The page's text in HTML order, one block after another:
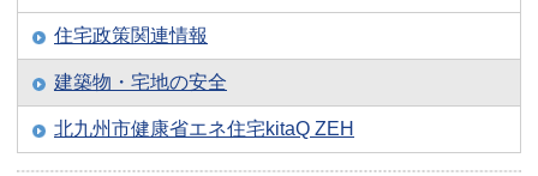
住宅政策関連情報
建築物・宅地の安全
北九州市健康省エネ住宅kitaQ ZEH